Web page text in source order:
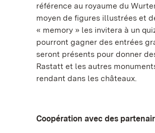
référence au royaume du
moyen de figures illustrées et
« memory » les invitera à un
pourront gagner des entrées
seront présents pour donner
Rastatt et les autres
rendant dans les châteaux.
Coopération avec des